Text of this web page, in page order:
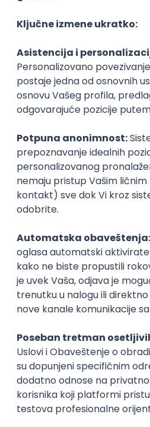
OGLASI PO
Senior QA Automation
& Salesforce
Flosum
Remote
27.08.2026.
Git Selenium AWS DevOps
Istaknuti poslodavci
Okupljamo IT
transparentnost
efikasno spajamo